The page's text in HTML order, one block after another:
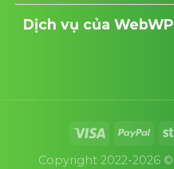
Dịch vụ của WebWP
Copyright 2022-2026 ©